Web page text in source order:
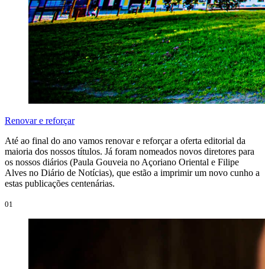
Renovar e reforçar
Até ao final do ano vamos renovar e reforçar a oferta editorial da
maioria dos nossos títulos. Já foram nomeados novos diretores para
os nossos diários (Paula Gouveia no Açoriano Oriental e Filipe
Alves no Diário de Notícias), que estão a imprimir um novo cunho a
estas publicações centenárias.
01